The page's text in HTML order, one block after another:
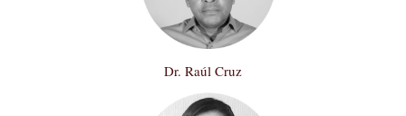
Dr. Raúl Cruz